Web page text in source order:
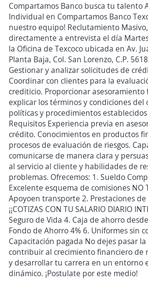
Compartamos Banco busca tu talento
Individual en Compartamos Banco
nuestro equipo! Reclutamiento
directamente a entrevista el día
la Oficina de Texcoco ubicada en Av.
Planta Baja, Col. San Lorenzo, C.P.
Gestionar y analizar solicitudes de
Coordinar con clientes para la
crediticio. Proporcionar asesoramiento
explicar los términos y condiciones del
políticas y procedimientos
Requisitos Experiencia previa en
crédito. Conocimientos en productos
procesos de evaluación de riesgos.
comunicarse de manera clara y
al servicio al cliente y habilidades de
problemas. Ofrecemos: 1. Sueldo
Excelente esquema de comisiones NO
Apoyoen transporte 2. Prestaciones
¡¡COTIZAS CON TU SALARIO DIARIO
Seguro de Vida 4. Caja de ahorro
Fondo de Ahorro 4% 6. Uniformes sin
Capacitación pagada No dejes pasar
contribuir al crecimiento financiero de
y desarrollar tu carrera en un entorno
dinámico. ¡Postulate por este medio!